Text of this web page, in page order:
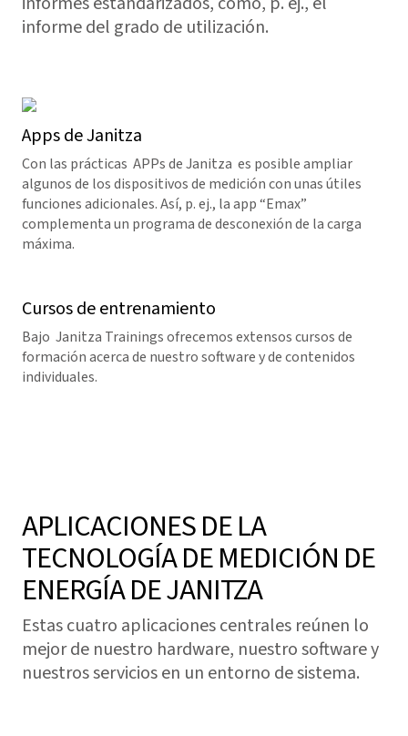
informe del grado de utilización.
Apps de Janitza
Con las prácticas APPs de Janitza es posible ampliar
algunos de los dispositivos de medición con unas útiles
funciones adicionales. Así, p. ej., la app “Emax”
complementa un programa de desconexión de la carga
máxima.
Cursos de entrenamiento
Bajo Janitza Trainings ofrecemos extensos cursos de
formación acerca de nuestro software y de contenidos
individuales.
APLICACIONES DE LA
TECNOLOGÍA DE MEDICIÓN DE
ENERGÍA DE JANITZA
Estas cuatro aplicaciones centrales reúnen lo
mejor de nuestro hardware, nuestro software y
nuestros servicios en un entorno de sistema.